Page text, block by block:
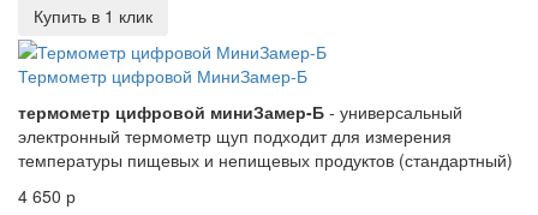
Купить в 1 клик
Термометр цифровой МиниЗамер-Б
термометр цифровой миниЗамер-Б - универсальный
электронный термометр щуп подходит для измерения
температуры пищевых и непищевых продуктов (стандартный)
4 650 р